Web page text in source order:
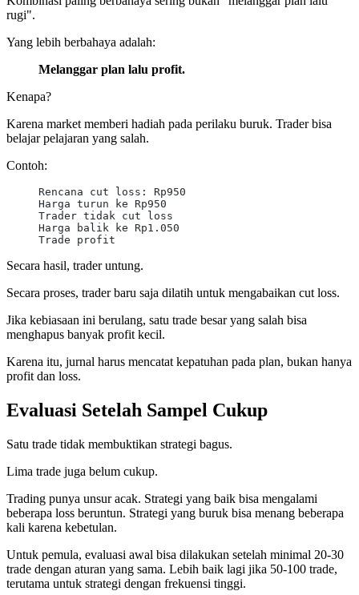
rugi".
Yang lebih berbahaya adalah:
Melanggar plan lalu profit.
Kenapa?
Karena market memberi hadiah pada perilaku buruk. Trader bisa
belajar pelajaran yang salah.
Contoh:
Rencana cut loss: Rp950
Harga turun ke Rp950
Trader tidak cut loss
Harga balik ke Rp1.050
Trade profit
Secara hasil, trader untung.
Secara proses, trader baru saja dilatih untuk mengabaikan cut loss.
Jika kebiasaan ini berulang, satu trade besar yang salah bisa
menghapus banyak profit kecil.
Karena itu, jurnal harus mencatat kepatuhan pada plan, bukan hanya
profit dan loss.
Evaluasi Setelah Sampel Cukup
Satu trade tidak membuktikan strategi bagus.
Lima trade juga belum cukup.
Trading punya unsur acak. Strategi yang baik bisa mengalami
beberapa loss beruntun. Strategi yang buruk bisa menang beberapa
kali karena kebetulan.
Untuk pemula, evaluasi awal bisa dilakukan setelah minimal 20-30
trade dengan aturan yang sama. Lebih baik lagi jika 50-100 trade,
terutama untuk strategi dengan frekuensi tinggi.